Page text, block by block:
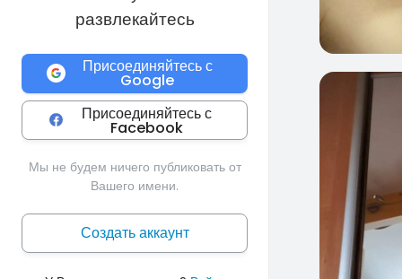
развлекайтесь
Присоединяйтесь с
Google
Присоединяйтесь с
Facebook
Мы не будем ничего публиковать от
Вашего имени.
Создать аккаунт